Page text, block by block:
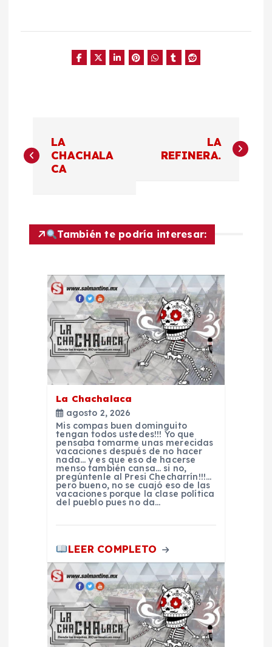
a
e
g
LA
CHACHALA
CA
LA
REFINERA.
También te podría interesar:
La Chachalaca
agosto 2, 2026
Mis compas buen dominguito
tengan todos ustedes!!! Yo que
pensaba tomarme unas merecidas
vacaciones después de no hacer
nada… y es que eso de hacerse
menso también cansa… si no,
pregúntenle al Presi Checharrín!!!…
pero bueno, no se cuajó eso de las
vacaciones porque la clase política
del pueblo pues no da…
LEER COMPLETO